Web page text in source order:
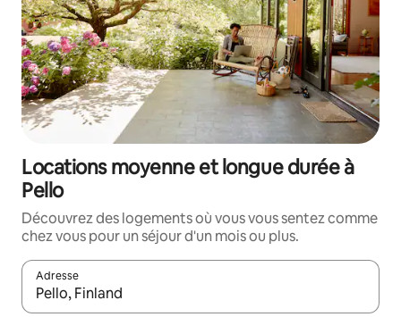
Locations moyenne et longue durée à
Pello
Découvrez des logements où vous vous sentez comme
chez vous pour un séjour d'un mois ou plus.
Adresse
Lorsque les résultats s'affichent, utilisez les flèches vers le